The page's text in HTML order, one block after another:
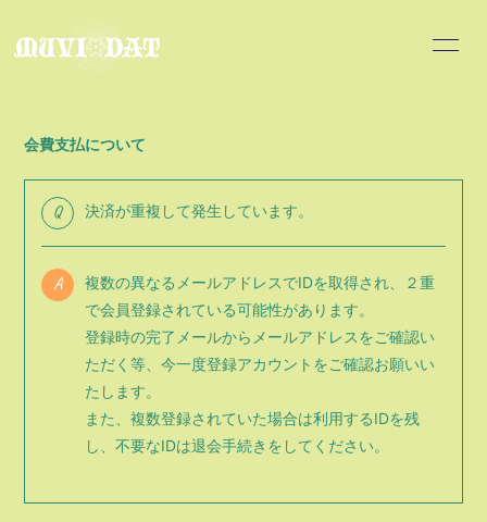
MATIO
ログイン
会費支払について
Q 決済が重複して発生しています。
A
複数の異なるメールアドレスでIDを取得され、２重
で会員登録されている可能性があります。
登録時の完了メールからメールアドレスをご確認い
ただく等、今一度登録アカウントをご確認お願いい
たします。
また、複数登録されていた場合は利用するIDを残
し、不要なIDは退会手続きをしてください。